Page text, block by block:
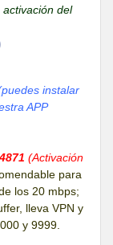
del
instalar
APP
(Activación
para
los 20 mbps;
lleva VPN y
y 9999.